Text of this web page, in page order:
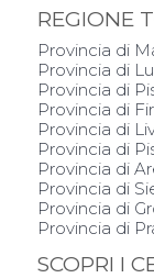
REGIONE
Provincia di
Provincia di
Provincia di
Provincia di
Provincia di
Provincia di
Provincia di
Provincia di
Provincia di
Provincia di
SCOPRI I